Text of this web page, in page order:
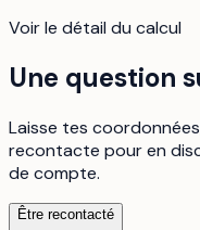
Voir le détail du calcul
Une question
Laisse tes
recontacte pour en
de compte.
Être recontacté